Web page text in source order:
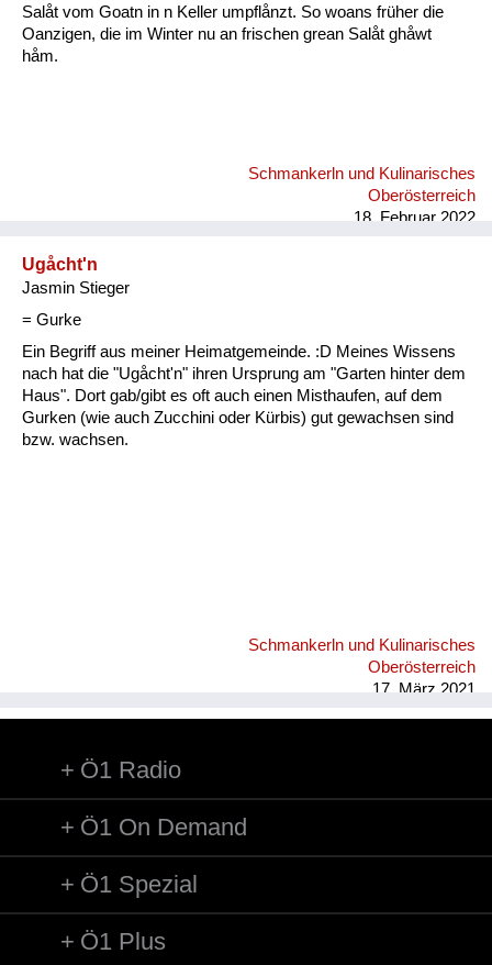
Salåt vom Goatn in n Keller umpflånzt. So woans früher die
Oanzigen, die im Winter nu an frischen grean Salåt ghåwt
håm.
Schmankerln und Kulinarisches
Oberösterreich
18. Februar 2022
Ugåcht'n
Jasmin Stieger
= Gurke
Ein Begriff aus meiner Heimatgemeinde. :D Meines Wissens
nach hat die "Ugåcht'n" ihren Ursprung am "Garten hinter dem
Haus". Dort gab/gibt es oft auch einen Misthaufen, auf dem
Gurken (wie auch Zucchini oder Kürbis) gut gewachsen sind
bzw. wachsen.
Schmankerln und Kulinarisches
Oberösterreich
17. März 2021
Ö1 Radio
Ö1 On Demand
Ö1 Spezial
Ö1 Plus